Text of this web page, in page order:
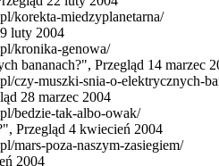
korekta-miedzyplanetarna/
luty 2004
kronika-genowa/
bananach?", Przegląd 14 marzec
czy-muszki-snia-o-elektrycznych-
28 marzec 2004
bedzie-tak-albo-owak/
Przegląd 4 kwiecień 2004
mars-poza-naszym-zasiegiem/
2004